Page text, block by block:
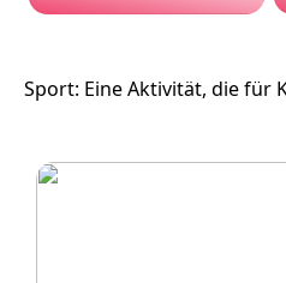
Sport: Eine Aktivität, die für